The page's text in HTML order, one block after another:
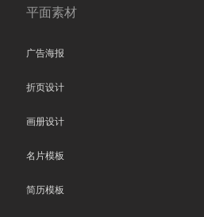
平面素材
广告海报
折页设计
画册设计
名片模板
简历模板